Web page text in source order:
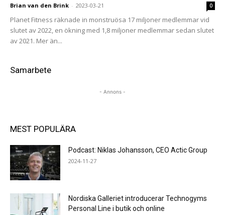
Brian van den Brink - 2023-03-21 0
Planet Fitness räknade in monstruösa 17 miljoner medlemmar vid
slutet av 2022, en ökning med 1,8 miljoner medlemmar sedan slutet
av 2021. Mer än...
Samarbete
- Annons -
MEST POPULÄRA
Podcast: Niklas Johansson, CEO Actic Group
2024-11-27
Nordiska Galleriet introducerar Technogyms
Personal Line i butik och online